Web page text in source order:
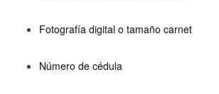
Fotografía digital o tamaño carnet
Número de cédula